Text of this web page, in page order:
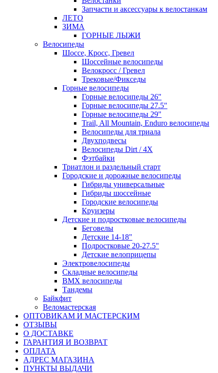
Запчасти и аксессуары к велостанкам
ЛЕТО
ЗИМА
ГОРНЫЕ ЛЫЖИ
Велосипеды
Шоссе, Кросс, Гревел
Шоссейные велосипеды
Велокросс / Гревел
Трековые/Фикседы
Горные велосипеды
Горные велосипеды 26"
Горные велосипеды 27.5"
Горные велосипеды 29"
Trail, All Mountain, Enduro велосипеды
Велосипеды для триала
Двухподвесы
Велосипеды Dirt / 4X
Фэтбайки
Триатлон и раздельный старт
Городские и дорожные велосипеды
Гибриды универсальные
Гибриды шоссейные
Городские велосипеды
Круизеры
Детские и подростковые велосипеды
Беговелы
Детские 14-18"
Подростковые 20-27.5"
Детские велоприцепы
Электровелосипеды
Складные велосипеды
BMX велосипеды
Тандемы
Байкфит
Веломастерская
ОПТОВИКАМ И МАСТЕРСКИМ
ОТЗЫВЫ
О ДОСТАВКЕ
ГАРАНТИЯ И ВОЗВРАТ
ОПЛАТА
АДРЕС МАГАЗИНА
ПУНКТЫ ВЫДАЧИ